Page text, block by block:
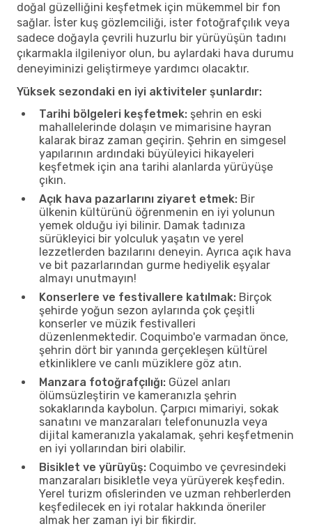
doğal güzelliğini keşfetmek için mükemmel bir fon
sağlar. İster kuş gözlemciliği, ister fotoğrafçılık veya
sadece doğayla çevrili huzurlu bir yürüyüşün tadını
çıkarmakla ilgileniyor olun, bu aylardaki hava durumu
deneyiminizi geliştirmeye yardımcı olacaktır.
Yüksek sezondaki en iyi aktiviteler şunlardır:
Tarihi bölgeleri keşfetmek: şehrin en eski
mahallelerinde dolaşın ve mimarisine hayran
kalarak biraz zaman geçirin. Şehrin en simgesel
yapılarının ardındaki büyüleyici hikayeleri
keşfetmek için ana tarihi alanlarda yürüyüşe
çıkın.
Açık hava pazarlarını ziyaret etmek: Bir
ülkenin kültürünü öğrenmenin en iyi yolunun
yemek olduğu iyi bilinir. Damak tadınıza
sürükleyici bir yolculuk yaşatın ve yerel
lezzetlerden bazılarını deneyin. Ayrıca açık hava
ve bit pazarlarından gurme hediyelik eşyalar
almayı unutmayın!
Konserlere ve festivallere katılmak: Birçok
şehirde yoğun sezon aylarında çok çeşitli
konserler ve müzik festivalleri
düzenlenmektedir. Coquimbo'e varmadan önce,
şehrin dört bir yanında gerçekleşen kültürel
etkinliklere ve canlı müziklere göz atın.
Manzara fotoğrafçılığı: Güzel anları
ölümsüzleştirin ve kameranızla şehrin
sokaklarında kaybolun. Çarpıcı mimariyi, sokak
sanatını ve manzaraları telefonunuzla veya
dijital kameranızla yakalamak, şehri keşfetmenin
en iyi yollarından biri olabilir.
Bisiklet ve yürüyüş: Coquimbo ve çevresindeki
manzaraları bisikletle veya yürüyerek keşfedin.
Yerel turizm ofislerinden ve uzman rehberlerden
keşfedilecek en iyi rotalar hakkında öneriler
almak her zaman iyi bir fikirdir.